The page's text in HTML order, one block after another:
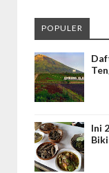
POPULER
Ini